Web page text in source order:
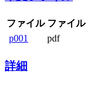
ファイル ファイ
p001
pdf
詳細